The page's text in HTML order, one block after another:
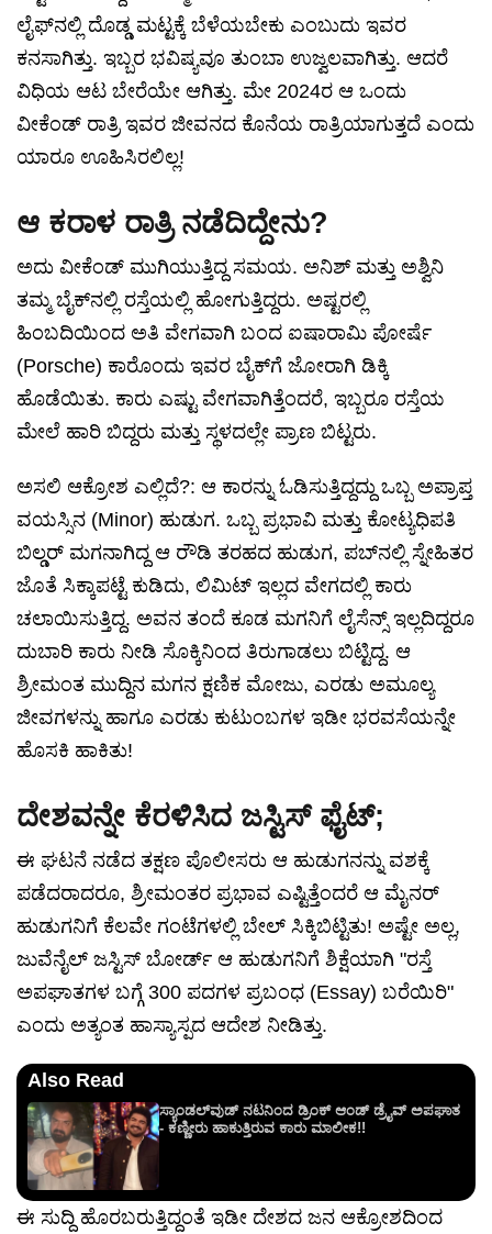
ಲೈಫ್‌ನಲ್ಲಿ ದೊಡ್ಡ ಮಟ್ಟಕ್ಕೆ ಬೆಳೆಯಬೇಕು ಎಂಬುದು ಇವರ
ಕನಸಾಗಿತ್ತು. ಇಬ್ಬರ ಭವಿಷ್ಯವೂ ತುಂಬಾ ಉಜ್ವಲವಾಗಿತ್ತು. ಆದರೆ
ವಿಧಿಯ ಆಟ ಬೇರೆಯೇ ಆಗಿತ್ತು. ಮೇ 2024ರ ಆ ಒಂದು
ವೀಕೆಂಡ್ ರಾತ್ರಿ ಇವರ ಜೀವನದ ಕೊನೆಯ ರಾತ್ರಿಯಾಗುತ್ತದೆ ಎಂದು
ಯಾರೂ ಊಹಿಸಿರಲಿಲ್ಲ!
ಆ ಕರಾಳ ರಾತ್ರಿ ನಡೆದಿದ್ದೇನು?
ಅದು ವೀಕೆಂಡ್ ಮುಗಿಯುತ್ತಿದ್ದ ಸಮಯ. ಅನಿಶ್ ಮತ್ತು ಅಶ್ವಿನಿ
ತಮ್ಮ ಬೈಕ್‌ನಲ್ಲಿ ರಸ್ತೆಯಲ್ಲಿ ಹೋಗುತ್ತಿದ್ದರು. ಅಷ್ಟರಲ್ಲಿ
ಹಿಂಬದಿಯಿಂದ ಅತಿ ವೇಗವಾಗಿ ಬಂದ ಐಷಾರಾಮಿ ಪೋರ್ಷೆ
(Porsche) ಕಾರೊಂದು ಇವರ ಬೈಕ್‌ಗೆ ಜೋರಾಗಿ ಡಿಕ್ಕಿ
ಹೊಡೆಯಿತು. ಕಾರು ಎಷ್ಟು ವೇಗವಾಗಿತ್ತೆಂದರೆ, ಇಬ್ಬರೂ ರಸ್ತೆಯ
ಮೇಲೆ ಹಾರಿ ಬಿದ್ದರು ಮತ್ತು ಸ್ಥಳದಲ್ಲೇ ಪ್ರಾಣ ಬಿಟ್ಟರು.
ಅಸಲಿ ಆಕ್ರೋಶ ಎಲ್ಲಿದೆ?: ಆ ಕಾರನ್ನು ಓಡಿಸುತ್ತಿದ್ದದ್ದು ಒಬ್ಬ ಅಪ್ರಾಪ್ತ
ವಯಸ್ಸಿನ (Minor) ಹುಡುಗ. ಒಬ್ಬ ಪ್ರಭಾವಿ ಮತ್ತು ಕೋಟ್ಯಧಿಪತಿ
ಬಿಲ್ಡರ್ ಮಗನಾಗಿದ್ದ ಆ ರೌಡಿ ತರಹದ ಹುಡುಗ, ಪಬ್‌ನಲ್ಲಿ ಸ್ನೇಹಿತರ
ಜೊತೆ ಸಿಕ್ಕಾಪಟ್ಟೆ ಕುಡಿದು, ಲಿಮಿಟ್ ಇಲ್ಲದ ವೇಗದಲ್ಲಿ ಕಾರು
ಚಲಾಯಿಸುತ್ತಿದ್ದ. ಅವನ ತಂದೆ ಕೂಡ ಮಗನಿಗೆ ಲೈಸೆನ್ಸ್ ಇಲ್ಲದಿದ್ದರೂ
ದುಬಾರಿ ಕಾರು ನೀಡಿ ಸೊಕ್ಕಿನಿಂದ ತಿರುಗಾಡಲು ಬಿಟ್ಟಿದ್ದ. ಆ
ಶ್ರೀಮಂತ ಮುದ್ದಿನ ಮಗನ ಕ್ಷಣಿಕ ಮೋಜು, ಎರಡು ಅಮೂಲ್ಯ
ಜೀವಗಳನ್ನು ಹಾಗೂ ಎರಡು ಕುಟುಂಬಗಳ ಇಡೀ ಭರವಸೆಯನ್ನೇ
ಹೊಸಕಿ ಹಾಕಿತು!
ದೇಶವನ್ನೇ ಕೆರಳಿಸಿದ ಜಸ್ಟಿಸ್ ಫೈಟ್;
ಈ ಘಟನೆ ನಡೆದ ತಕ್ಷಣ ಪೊಲೀಸರು ಆ ಹುಡುಗನನ್ನು ವಶಕ್ಕೆ
ಪಡೆದರಾದರೂ, ಶ್ರೀಮಂತರ ಪ್ರಭಾವ ಎಷ್ಟಿತ್ತೆಂದರೆ ಆ ಮೈನರ್
ಹುಡುಗನಿಗೆ ಕೆಲವೇ ಗಂಟೆಗಳಲ್ಲಿ ಬೇಲ್ ಸಿಕ್ಕಿಬಿಟ್ಟಿತು! ಅಷ್ಟೇ ಅಲ್ಲ,
ಜುವೆನೈಲ್ ಜಸ್ಟಿಸ್ ಬೋರ್ಡ್ ಆ ಹುಡುಗನಿಗೆ ಶಿಕ್ಷೆಯಾಗಿ "ರಸ್ತೆ
ಅಪಘಾತಗಳ ಬಗ್ಗೆ 300 ಪದಗಳ ಪ್ರಬಂಧ (Essay) ಬರೆಯಿರಿ"
ಎಂದು ಅತ್ಯಂತ ಹಾಸ್ಯಾಸ್ಪದ ಆದೇಶ ನೀಡಿತ್ತು.
Also Read
ಸ್ಯಾಂಡಲ್‌ವುಡ್ ನಟನಿಂದ ಡ್ರಿಂಕ್ ಆಂಡ್ ಡ್ರೈವ್ ಅಪಘಾತ
- ಕಣ್ಣೀರು ಹಾಕುತ್ತಿರುವ ಕಾರು ಮಾಲೀಕ!!
ಈ ಸುದ್ದಿ ಹೊರಬರುತ್ತಿದ್ದಂತೆ ಇಡೀ ದೇಶದ ಜನ ಆಕ್ರೋಶದಿಂದ